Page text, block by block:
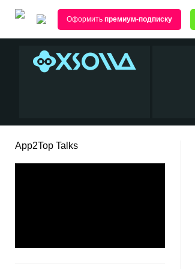
Оформить премиум-подписку
App2Top Talks